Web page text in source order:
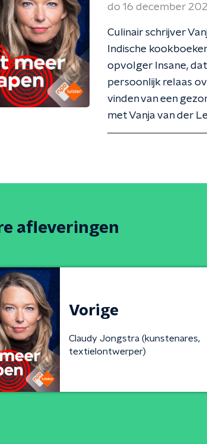
do 16 december
Culinair schrijver
Indische
opvolger Insane,
persoonlijk relaas
vinden van een
met Vanja van der
afleveringen
Vorige
Claudy Jongstra (kunstenares,
textielontwerper)